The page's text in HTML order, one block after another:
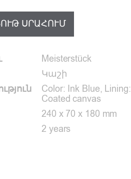
ՍՐԱՀՈՒՄ
Meisterstück
Կաշի
Color: Ink Blue, Lining:
Coated canvas
240 x 70 x 180 mm
2 years